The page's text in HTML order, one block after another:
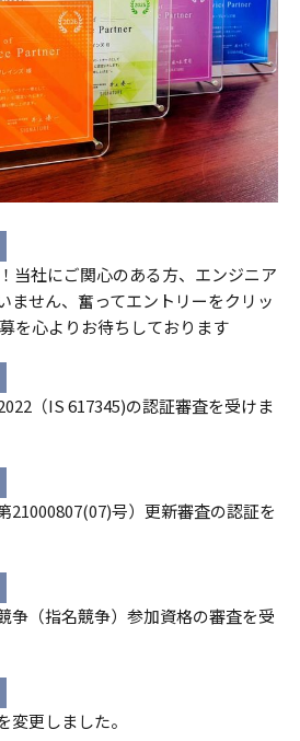
当社にご関心のある方、エンジニア
ません、奮ってエントリーをクリッ
を心よりお待ちしております
（IS 617345)の認証審査を受けま
21000807(07)号）更新審査の認証を
（指名競争）参加資格の審査を受
更しました。